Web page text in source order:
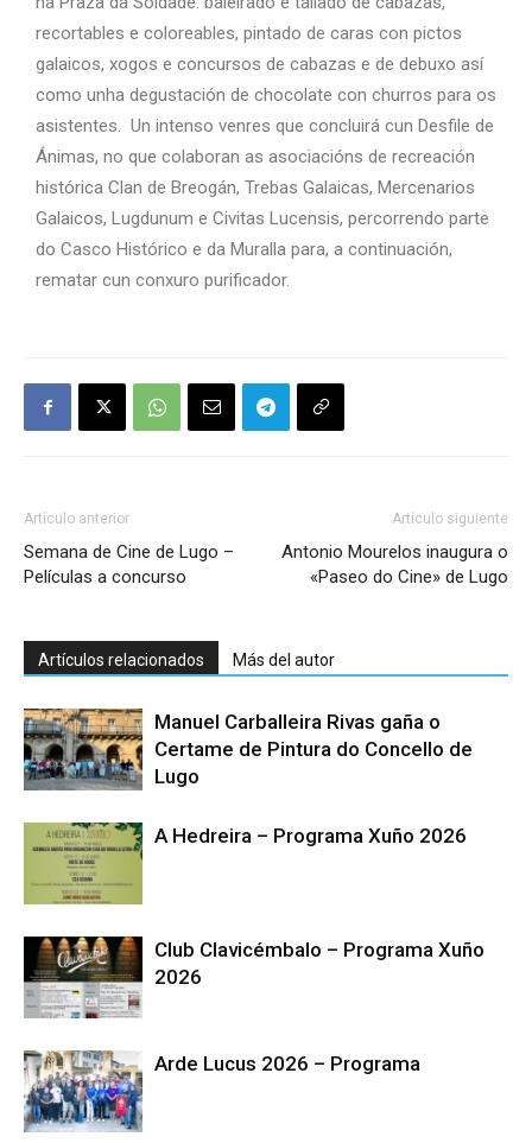
recortables e coloreables, pintado de caras con pictos
galaicos, xogos e concursos de cabazas e de debuxo así
como unha degustación de chocolate con churros para os
asistentes. Un intenso venres que concluirá cun Desfile de
Ánimas, no que colaboran as asociacións de recreación
histórica Clan de Breogán, Trebas Galaicas, Mercenarios
Galaicos, Lugdunum e Civitas Lucensis, percorrendo parte
do Casco Histórico e da Muralla para, a continuación,
rematar cun conxuro purificador.
Artículo anterior
Semana de Cine de Lugo –
Películas a concurso
Artículo siguiente
Antonio Mourelos inaugura o
«Paseo do Cine» de Lugo
Artículos relacionados Más del autor
Manuel Carballeira Rivas gaña o
Certame de Pintura do Concello de
Lugo
A Hedreira – Programa Xuño 2026
Club Clavicémbalo – Programa Xuño
2026
Arde Lucus 2026 – Programa